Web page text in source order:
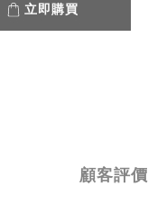
立即購買
顧客評價